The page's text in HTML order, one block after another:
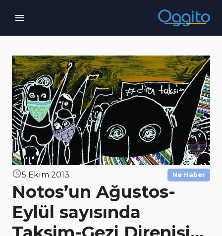
5 Ekim 2013 Ne Haber
Notos’un Ağustos-
Eylül sayısında